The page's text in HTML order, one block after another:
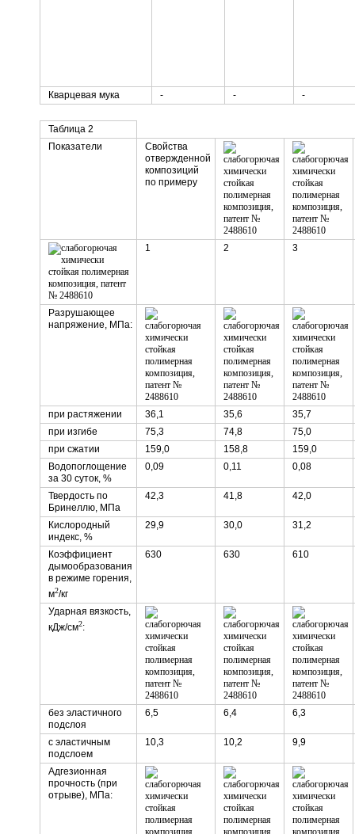
Кварцевая мука - - -
Таблица 2
Показатели
Свойства
отвержденной
композиций
по примеру
1 2 3
Разрушающее
напряжение, МПа:
при растяжении 36,1 35,6
35,7
при изгибе
75,3 74,8
75,0
при сжатии
159,0 158,8
159,0
Водопоглощение
за 30 суток, %
0,09 0,11 0,08
Твердость по
Бринеллю, МПа
42,3 41,8 42,0
Кислородный
индекс, %
29,9 30,0 31,2
Коэффициент
дымообразования
в режиме горения,
м2/кг
630 630 610
Ударная вязкость,
кДж/см2:
без эластичного
подслоя
6,5 6,4 6,3
с эластичным
подслоем
10,3 10,2 9,9
Адгезионная
прочность (при
отрыве), МПа: